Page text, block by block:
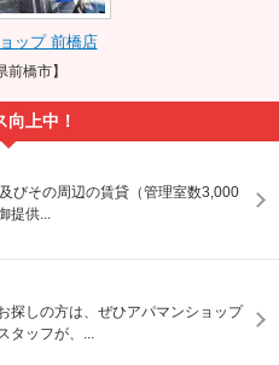
ップ 前橋店
前橋市】
向上中！
びその周辺の賃貸（管理室数3,000
提供...
探しの方は、ぜひアパマンショップ
タッフが、...